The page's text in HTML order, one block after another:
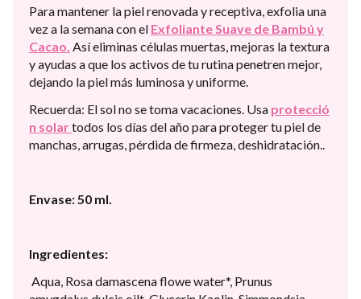
Para mantener la piel renovada y receptiva, exfolia una
vez a la semana con el Exfoliante Suave de Bambú y
Cacao. Así eliminas células muertas, mejoras la textura
y ayudas a que los activos de tu rutina penetren mejor,
dejando la piel más luminosa y uniforme.
Recuerda: El sol no se toma vacaciones. Usa protecció
n solartodos los días del año para proteger tu piel de
manchas, arrugas, pérdida de firmeza, deshidratación..
Envase: 50 ml.
Ingredientes:
Aqua, Rosa damascena flowe water*, Prunus